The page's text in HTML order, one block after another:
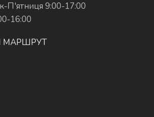
П'ятниця 9:00-17:00
16:00
МАРШРУТ